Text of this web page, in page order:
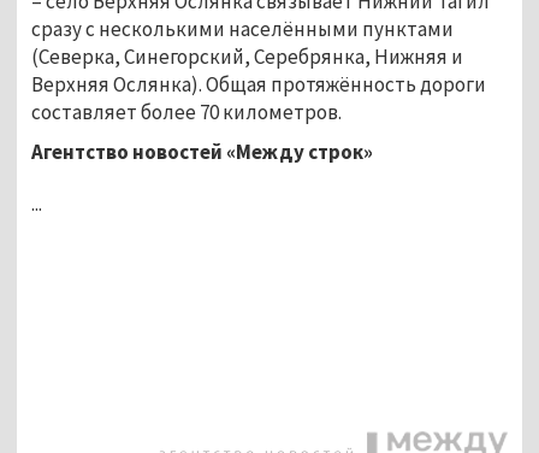
сразу с несколькими населёнными пунктами
(Северка, Синегорский, Серебрянка, Нижняя и
Верхняя Ослянка). Общая протяжённость дороги
составляет более 70 километров.
Агентство новостей «Между строк»
...